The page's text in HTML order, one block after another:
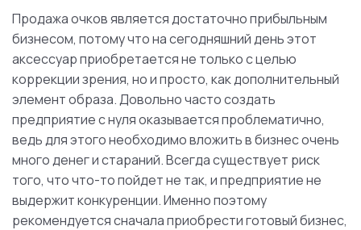
Продажа очков является достаточно прибыльным
бизнесом, потому что на сегодняшний день этот
аксессуар приобретается не только с целью
коррекции зрения, но и просто, как дополнительный
элемент образа. Довольно часто создать
предприятие с нуля оказывается проблематично,
ведь для этого необходимо вложить в бизнес очень
много денег и стараний. Всегда существует риск
того, что что-то пойдет не так, и предприятие не
выдержит конкуренции. Именно поэтому
рекомендуется сначала приобрести готовый бизнес,